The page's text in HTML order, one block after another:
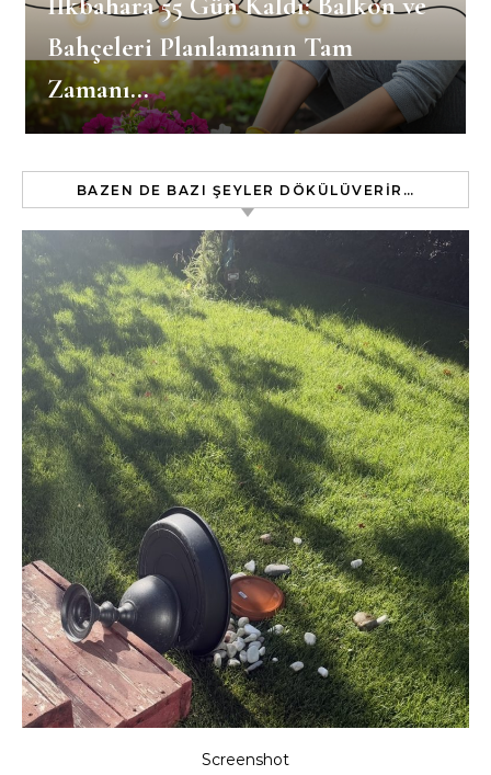
Bahçeleri Planlamanın Tam
Zamanı…
BAZEN DE BAZI ŞEYLER DÖKÜLÜVERIR…
Screenshot